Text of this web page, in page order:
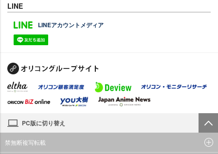
LINE
LINEアカウントメディア
PC版に切り替え
禁無断複写転載